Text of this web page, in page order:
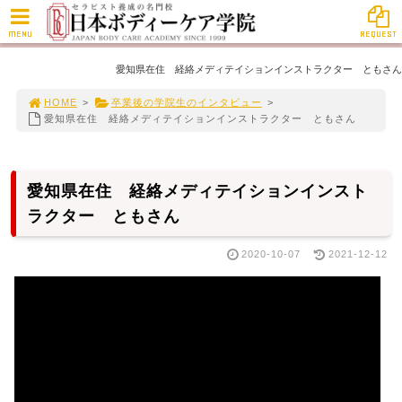
愛知県在住 経絡メディテイションインストラクター ともさん
HOME > 卒業後の学院生のインタビュー
>
愛知県在住 経絡メディテイションインストラクター ともさん
愛知県在住 経絡メディテイションインスト
ラクター ともさん
2020-10-07 2021-12-12
MENU REQUEST